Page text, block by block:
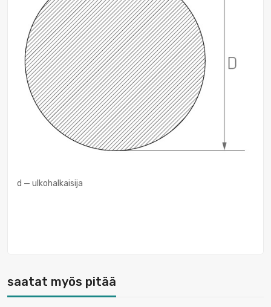
d — ulkohalkaisija
saatat myös pitää